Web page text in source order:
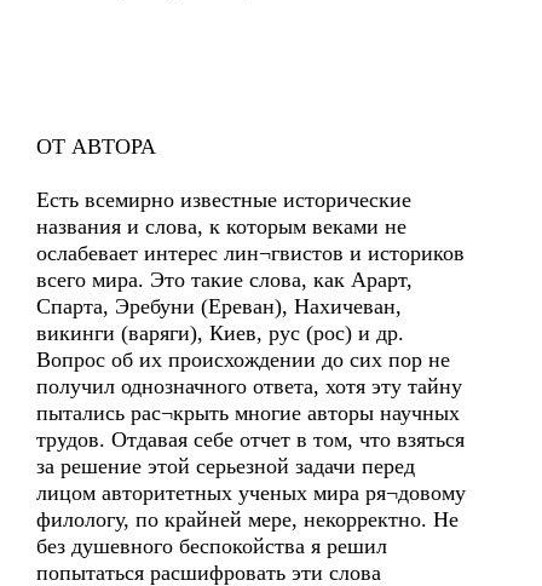
ОТ АВТОРА
Есть всемирно известные исторические
названия и слова, к которым веками не
ослабевает интерес лин¬гвистов и историков
всего мира. Это такие слова, как Арарт,
Спарта, Эребуни (Ереван), Нахичеван,
викинги (варяги), Киев, рус (рос) и др.
Вопрос об их происхождении до сих пор не
получил однозначного ответа, хотя эту тайну
пытались рас¬крыть многие авторы научных
трудов. Отдавая себе отчет в том, что взяться
за решение этой серьезной задачи перед
лицом авторитетных ученых мира ря¬довому
филологу, по крайней мере, некорректно. Не
без душевного беспокойства я решил
попытаться расшифровать эти слова